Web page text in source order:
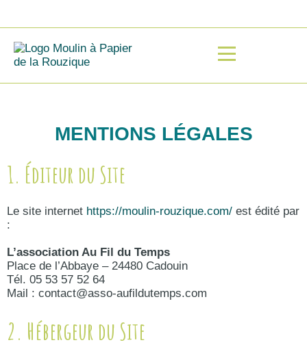
MENTIONS LÉGALES
1. Éditeur du Site
Le site internet https://moulin-rouzique.com/ est édité par
:
L’association Au Fil du Temps
Place de l’Abbaye – 24480 Cadouin
Tél. 05 53 57 52 64
Mail : contact@asso-aufildutemps.com
2. Hébergeur du Site